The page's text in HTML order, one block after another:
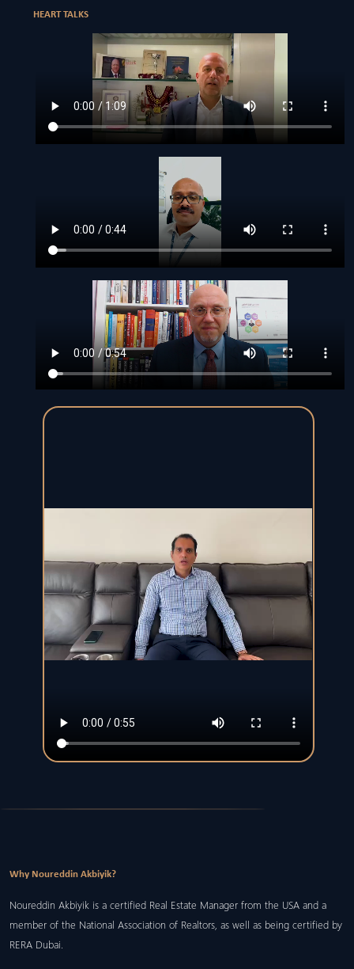
HEART TALKS
Why Noureddin Akbiyik?
Noureddin Akbiyik is a certified Real Estate Manager from the USA and a
member of the National Association of Realtors, as well as being certified by
RERA Dubai.